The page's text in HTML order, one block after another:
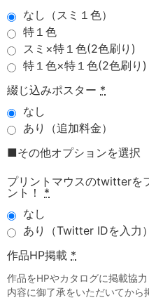
なし（スミ１色）
特１色
スミ×特１色(2色刷り)
特１色×特１色(2色刷り)
綴じ込みポスター *
なし
あり（追加料金）
■その他オプションを選択
プリントマウスのtwitterを
ント！
*
なし
あり（Twitter IDを入力）
作品HP掲載 *
作品をHPやカタログに掲載協
内容に御了承をいただいてから